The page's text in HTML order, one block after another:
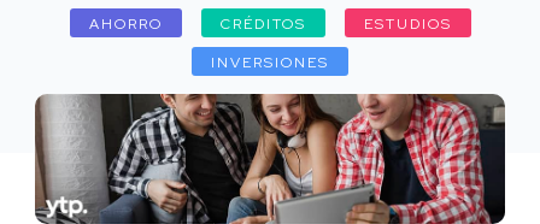
AHORRO CRÉDITOS
ESTUDIOS
INVERSIONES